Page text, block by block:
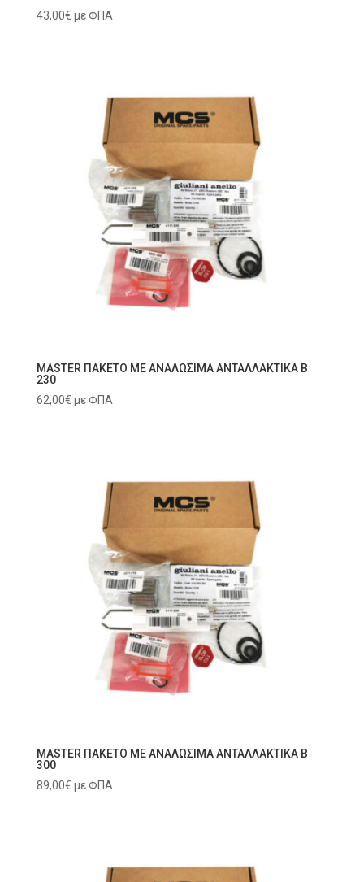
43,00€ με ΦΠΑ
MASTER ΠΑΚΕΤΟ ΜΕ ΑΝΑΛΩΣΙΜΑ ΑΝΤΑΛΛΑΚΤΙΚΑ B
230
62,00€ με ΦΠΑ
MASTER ΠΑΚΕΤΟ ΜΕ ΑΝΑΛΩΣΙΜΑ ΑΝΤΑΛΛΑΚΤΙΚΑ B
300
89,00€ με ΦΠΑ